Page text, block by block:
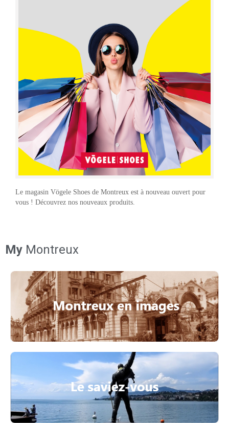
Le magasin Vögele Shoes de Montreux est à nouveau ouvert pour
vous ! Découvrez nos nouveaux produits.
My Montreux